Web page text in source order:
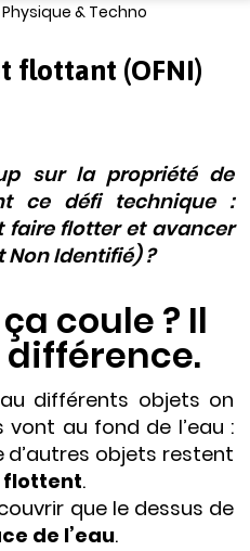
& Techno
flottant (OFNI)
sur la propriété de
ce défi technique :
flotter et avancer
Non Identifié) ?
coule ? Il
différents objets on
au fond de l’eau :
d’autres objets restent
flottent.
que le dessus de
de l’eau.